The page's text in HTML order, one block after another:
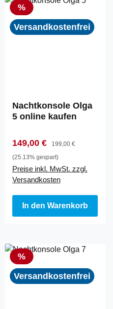
Rabatt
%
Versandkostenfrei
Nachtkonsole Olga
5 online kaufen
Verkaufspreis:
149,00 € Regulärer Preis:
199,00 €
(25.13% gespart)
Preise inkl. MwSt. zzgl.
Versandkosten
In den Warenkorb
Rabatt
%
Versandkostenfrei